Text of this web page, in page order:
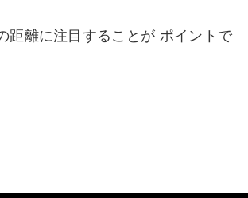
距離に注目することが ポイントで